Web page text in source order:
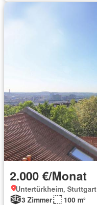
2.000 €/Monat
Untertürkheim, Stuttgart
3 Zimmer
100 m²